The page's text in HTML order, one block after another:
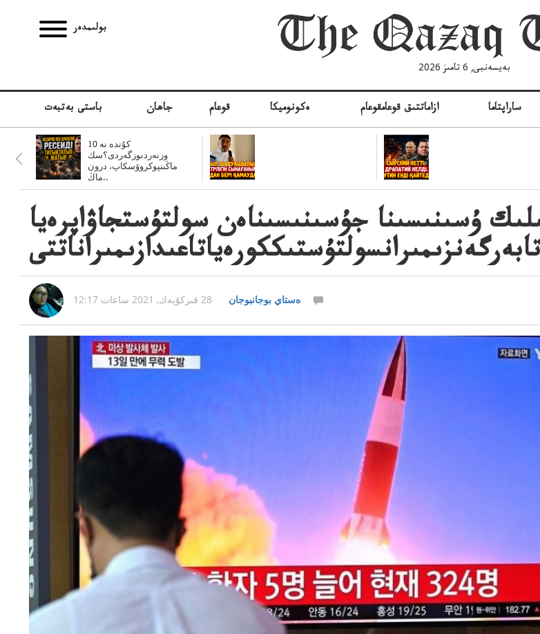
بولىمدەر
بەيسەنبى, 6 تامىز 2026
باستى بەتبەت جاھان قوعام ەكونوميكا ازاماتتىق قوعامقوعام ساراپتاما
10 كۇندە نە
وزنەردىوزگەردى؟سك
ماڭىنپوكروۆسكاپ، درون
ماڭ..
ۇسىنىسىنا جۇسىنىسىناەن سولتۇستجاۋاپرەيا
تابەرگەنزىمىرانسولتۇستىككورەياتاعىدازىمىراناتتى
ەستاي بوجانبوجان 28 قىركۇيەك, 2021 ساعات 12:17